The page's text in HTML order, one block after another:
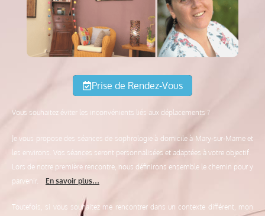
Prise de Rendez-Vous
Vous souhaitez éviter les inconvénients liés aux déplacements ?
Je vous propose des séances de sophrologie à domicile à Mary-sur-Marne et
les environs. Vos séances seront personnalisées et adaptées à votre objectif.
Lors de notre première rencontre, nous définirons ensemble le chemin pour y
parvenir. En savoir plus…
Toutefois, si vous souhaitez me rencontrer dans un contexte différent, mon